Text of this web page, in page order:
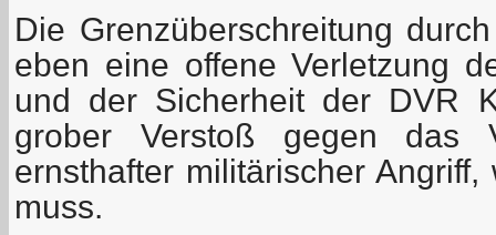
Die Grenzüberschreitung
eben eine offene Verletzung
und der Sicherheit der DVR
grober Verstoß gegen das
ernsthafter militärischer
muss.